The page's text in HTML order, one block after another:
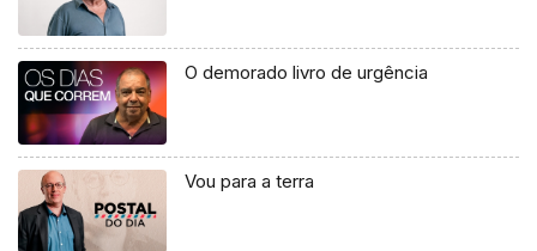
O demorado livro de urgência
Vou para a terra